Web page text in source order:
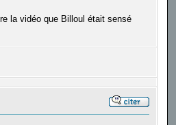
la vidéo que Billoul était sensé